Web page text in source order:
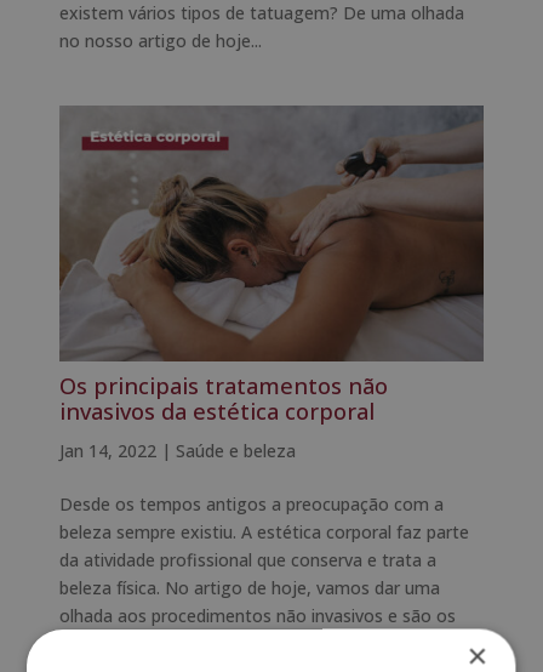
existem vários tipos de tatuagem? De uma olhada
no nosso artigo de hoje...
Os principais tratamentos não
invasivos da estética corporal
Jan 14, 2022| Saúde e beleza
Desde os tempos antigos a preocupação com a
beleza sempre existiu. A estética corporal faz parte
da atividade profissional que conserva e trata a
beleza física. No artigo de hoje, vamos dar uma
olhada aos procedimentos não invasivos e são os
×